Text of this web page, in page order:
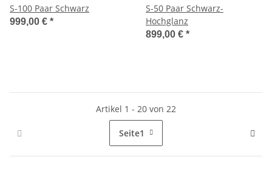
S-100 Paar Schwarz
999,00 € *
S-50 Paar Schwarz-
Hochglanz
899,00 € *
Artikel 1 - 20 von 22
Seite1